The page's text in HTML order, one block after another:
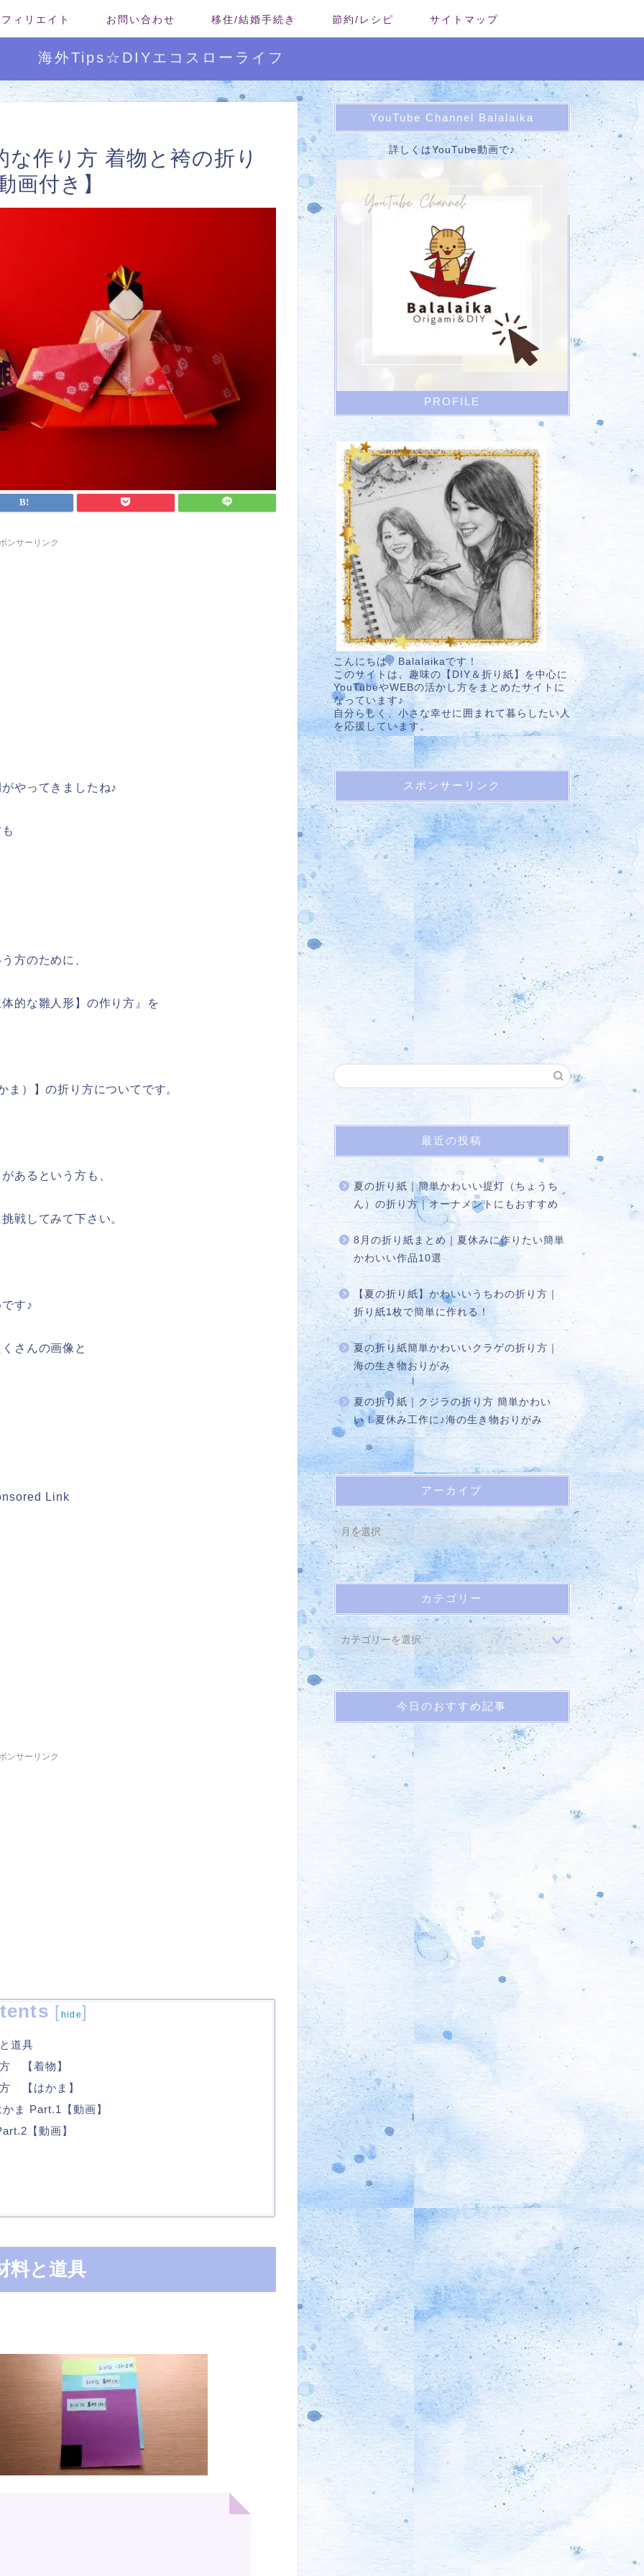
ィリエイト お問い合わせ 移住/結婚手続き 節約/レシピ サイトマップ
海外Tips☆DIYエコスローライフ
作り方 着物と袴の折り
画付き】
ンサーリンク
やってきましたね♪
方のために、
的な雛人形】の作り方』を
）】の折り方についてです。
あるという方も、
戦してみて下さい。
す♪
さんの画像と
Link
ンサーリンク
[hide]
道具
【着物】
【はかま】
ま Part.1【動画】
【動画】
と道具
YouTube Channel Balalaika
詳しくはYouTube動画で♪
PROFILE
こんにちは、Balalaikaです！
このサイトは、趣味の【DIY＆折り紙】を中心に
YouTubeやWEBの活かし方をまとめたサイトに
なっています♪
自分らしく、小さな幸せに囲まれて暮らしたい人
を応援しています。
スポンサーリンク
最近の投稿
夏の折り紙｜簡単かわいい提灯（ちょうち
ん）の折り方｜オーナメントにもおすすめ
8月の折り紙まとめ｜夏休みに作りたい簡単
かわいい作品10選
【夏の折り紙】かわいいうちわの折り方｜
折り紙1枚で簡単に作れる！
夏の折り紙簡単かわいいクラゲの折り方｜
海の生き物おりがみ
夏の折り紙｜クジラの折り方 簡単かわい
い！夏休み工作に♪海の生き物おりがみ
アーカイブ
カテゴリー
今日のおすすめ記事